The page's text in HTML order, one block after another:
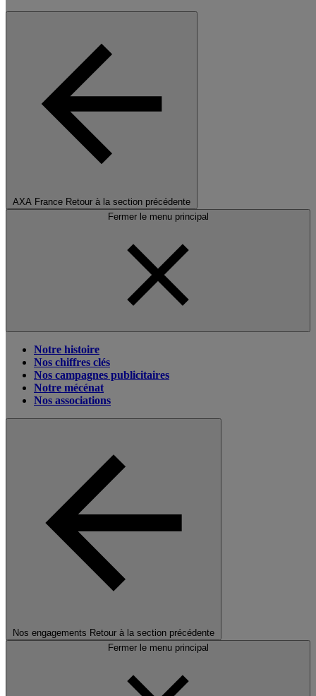
AXA France Retour à la section précédente
Fermer le menu principal
Notre histoire
Nos chiffres clés
Nos campagnes publicitaires
Notre mécénat
Nos associations
Nos engagements Retour à la section précédente
Fermer le menu principal